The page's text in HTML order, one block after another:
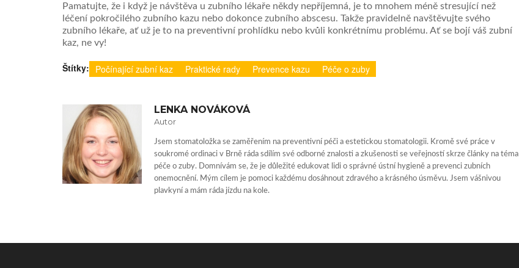
Pamatujte, že i když je návštěva u zubního lékaře někdy nepříjemná, je to mnohem méně stresující než
léčení pokročilého zubního kazu nebo dokonce zubního abscesu. Takže pravidelně navštěvujte svého
zubního lékaře, ať už je to na preventivní prohlídku nebo kvůli konkrétnímu problému. Ať se bojí váš zubní
kaz, ne vy!
Štítky: Počínající zubní kaz Praktické rady Prevence kazu Péče o zuby
LENKA NOVÁKOVÁ
Autor
Jsem stomatoložka se zaměřením na preventivní péči a estetickou stomatologii. Kromě své práce v
soukromé ordinaci v Brně ráda sdílím své odborné znalosti a zkušenosti se veřejností skrze články na téma
péče o zuby. Domnívám se, že je důležité edukovat lidi o správné ústní hygieně a prevenci zubních
onemocnění. Mým cílem je pomoci každému dosáhnout zdravého a krásného úsměvu. Jsem vášnivou
plavkyní a mám ráda jízdu na kole.